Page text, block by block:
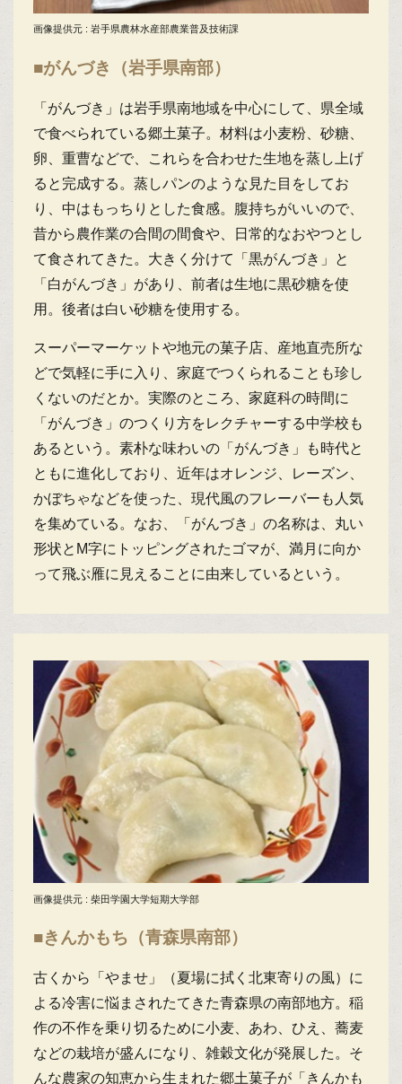
画像提供元 : 岩手県農林水産部農業普及技術課
■がんづき（岩手県南部）
「がんづき」は岩手県南地域を中心にして、県全域
で食べられている郷土菓子。材料は小麦粉、砂糖、
卵、重曹などで、これらを合わせた生地を蒸し上げ
ると完成する。蒸しパンのような見た目をしてお
り、中はもっちりとした食感。腹持ちがいいので、
昔から農作業の合間の間食や、日常的なおやつとし
て食されてきた。大きく分けて「黒がんづき」と
「白がんづき」があり、前者は生地に黒砂糖を使
用。後者は白い砂糖を使用する。
スーパーマーケットや地元の菓子店、産地直売所な
どで気軽に手に入り、家庭でつくられることも珍し
くないのだとか。実際のところ、家庭科の時間に
「がんづき」のつくり方をレクチャーする中学校も
あるという。素朴な味わいの「がんづき」も時代と
ともに進化しており、近年はオレンジ、レーズン、
かぼちゃなどを使った、現代風のフレーバーも人気
を集めている。なお、「がんづき」の名称は、丸い
形状とM字にトッピングされたゴマが、満月に向か
って飛ぶ雁に見えることに由来しているという。
画像提供元 : 柴田学園大学短期大学部
■きんかもち（青森県南部）
古くから「やませ」（夏場に拭く北東寄りの風）に
よる冷害に悩まされたてきた青森県の南部地方。稲
作の不作を乗り切るために小麦、あわ、ひえ、蕎麦
などの栽培が盛んになり、雑穀文化が発展した。そ
んな農家の知恵から生まれた郷土菓子が「きんかも